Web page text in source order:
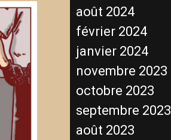
août 2024
février 2024
janvier 2024
novembre 2023
octobre 2023
septembre 2023
août 2023